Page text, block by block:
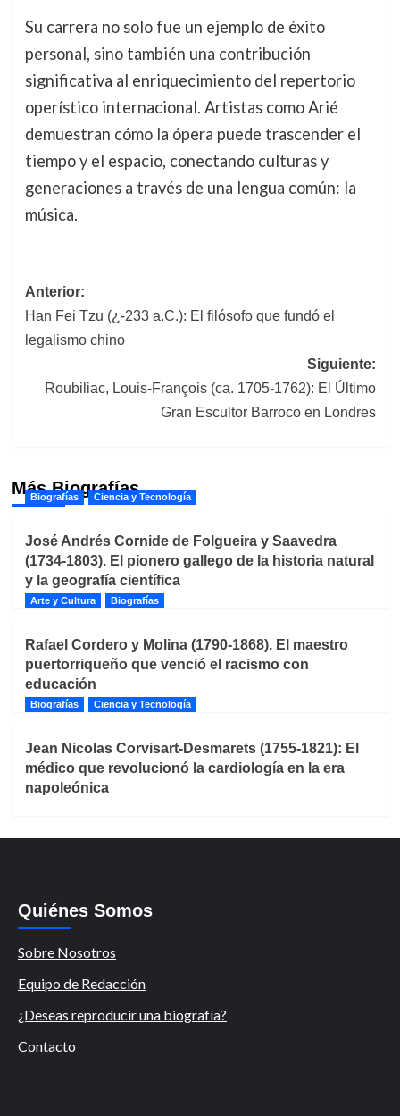
Su carrera no solo fue un ejemplo de éxito
personal, sino también una contribución
significativa al enriquecimiento del repertorio
operístico internacional. Artistas como Arié
demuestran cómo la ópera puede trascender el
tiempo y el espacio, conectando culturas y
generaciones a través de una lengua común: la
música.
Navegación
de
Anterior:
Han Fei Tzu (¿-233 a.C.): El filósofo que fundó el
legalismo chino
Siguiente:
Roubiliac, Louis-François (ca. 1705-1762): El Último
Gran Escultor Barroco en Londres
Más Biografías
Biografías Ciencia y Tecnología
José Andrés Cornide de Folgueira y Saavedra
(1734-1803). El pionero gallego de la historia natural
y la geografía científica
Arte y Cultura Biografías
Rafael Cordero y Molina (1790-1868). El maestro
puertorriqueño que venció el racismo con
educación
Biografías Ciencia y Tecnología
Jean Nicolas Corvisart-Desmarets (1755-1821): El
médico que revolucionó la cardiología en la era
napoleónica
Quiénes Somos
Sobre Nosotros
Equipo de Redacción
¿Deseas reproducir una biografía?
Contacto